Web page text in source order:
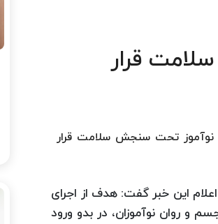
قرار
نوآموز تحت سنجش سلامت قرار
این خبر گفت: هدف از اجرای
و روان نوآموزان، در بدو ورود